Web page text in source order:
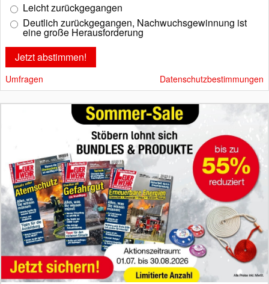
Leicht zurückgegangen
Deutlich zurückgegangen, Nachwuchsgewinnung ist
eine große Herausforderung
Umfragen Datenschutzbestimmungen